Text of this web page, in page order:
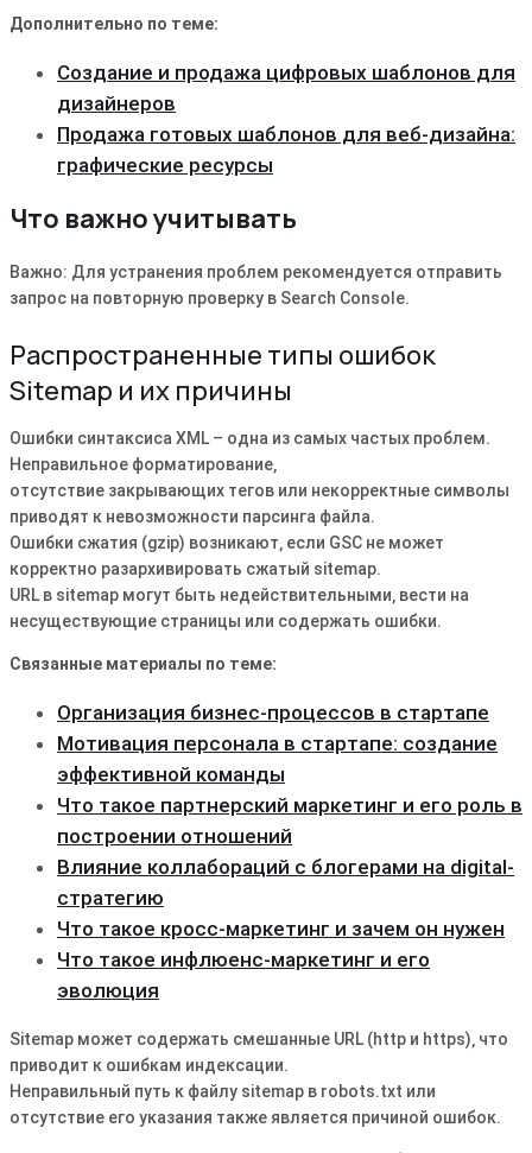
Дополнительно по теме:
Создание и продажа цифровых шаблонов для
дизайнеров
Продажа готовых шаблонов для веб-дизайна:
графические ресурсы
Что важно учитывать
Важно: Для устранения проблем рекомендуется отправить
запрос на повторную проверку в Search Console.
Распространенные типы ошибок
Sitemap и их причины
Ошибки синтаксиса XML – одна из самых частых проблем.
Неправильное форматирование‚
отсутствие закрывающих тегов или некорректные символы
приводят к невозможности парсинга файла.
Ошибки сжатия (gzip) возникают‚ если GSC не может
корректно разархивировать сжатый sitemap.
URL в sitemap могут быть недействительными‚ вести на
несуществующие страницы или содержать ошибки.
Связанные материалы по теме:
Организация бизнес-процессов в стартапе
Мотивация персонала в стартапе: создание
эффективной команды
Что такое партнерский маркетинг и его роль в
построении отношений
Влияние коллабораций с блогерами на digital-
стратегию
Что такое кросс-маркетинг и зачем он нужен
Что такое инфлюенс-маркетинг и его
эволюция
Sitemap может содержать смешанные URL (http и https)‚ что
приводит к ошибкам индексации.
Неправильный путь к файлу sitemap в robots.txt или
отсутствие его указания также является причиной ошибок.